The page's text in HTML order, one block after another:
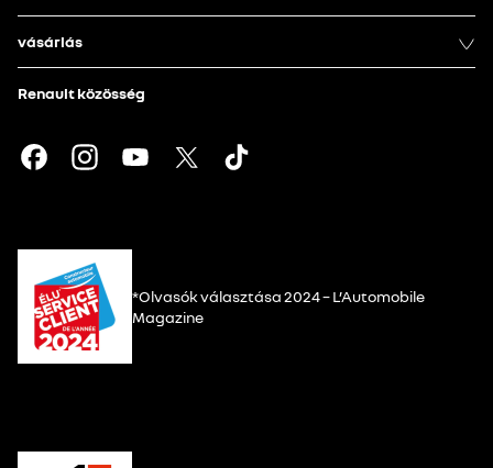
vásárlás
Renault közösség
*Olvasók választása 2024 – L’Automobile
Magazine